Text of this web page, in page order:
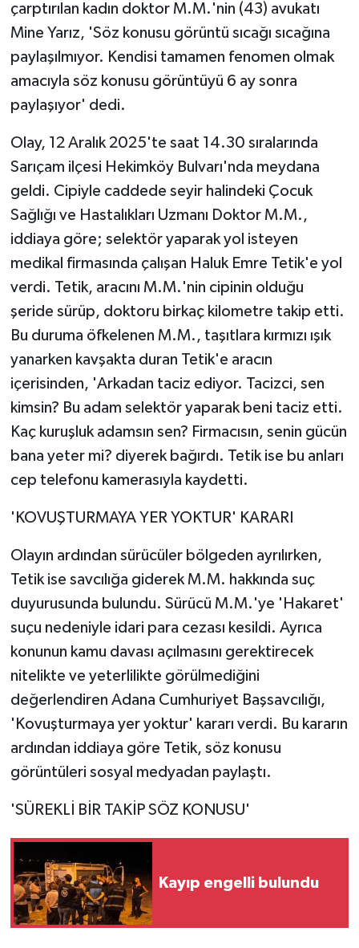
çarptırılan kadın doktor M.M.'nin (43) avukatı
Mine Yarız, 'Söz konusu görüntü sıcağı sıcağına
paylaşılmıyor. Kendisi tamamen fenomen olmak
amacıyla söz konusu görüntüyü 6 ay sonra
paylaşıyor' dedi.
Olay, 12 Aralık 2025'te saat 14.30 sıralarında
Sarıçam ilçesi Hekimköy Bulvarı'nda meydana
geldi. Cipiyle caddede seyir halindeki Çocuk
Sağlığı ve Hastalıkları Uzmanı Doktor M.M.,
iddiaya göre; selektör yaparak yol isteyen
medikal firmasında çalışan Haluk Emre Tetik'e yol
verdi. Tetik, aracını M.M.'nin cipinin olduğu
şeride sürüp, doktoru birkaç kilometre takip etti.
Bu duruma öfkelenen M.M., taşıtlara kırmızı ışık
yanarken kavşakta duran Tetik'e aracın
içerisinden, 'Arkadan taciz ediyor. Tacizci, sen
kimsin? Bu adam selektör yaparak beni taciz etti.
Kaç kuruşluk adamsın sen? Firmacısın, senin gücün
bana yeter mi? diyerek bağırdı. Tetik ise bu anları
cep telefonu kamerasıyla kaydetti.
'KOVUŞTURMAYA YER YOKTUR' KARARI
Olayın ardından sürücüler bölgeden ayrılırken,
Tetik ise savcılığa giderek M.M. hakkında suç
duyurusunda bulundu. Sürücü M.M.'ye 'Hakaret'
suçu nedeniyle idari para cezası kesildi. Ayrıca
konunun kamu davası açılmasını gerektirecek
nitelikte ve yeterlilikte görülmediğini
değerlendiren Adana Cumhuriyet Başsavcılığı,
'Kovuşturmaya yer yoktur' kararı verdi. Bu kararın
ardından iddiaya göre Tetik, söz konusu
görüntüleri sosyal medyadan paylaştı.
'SÜREKLİ BİR TAKİP SÖZ KONUSU'
Kayıp engelli bulundu